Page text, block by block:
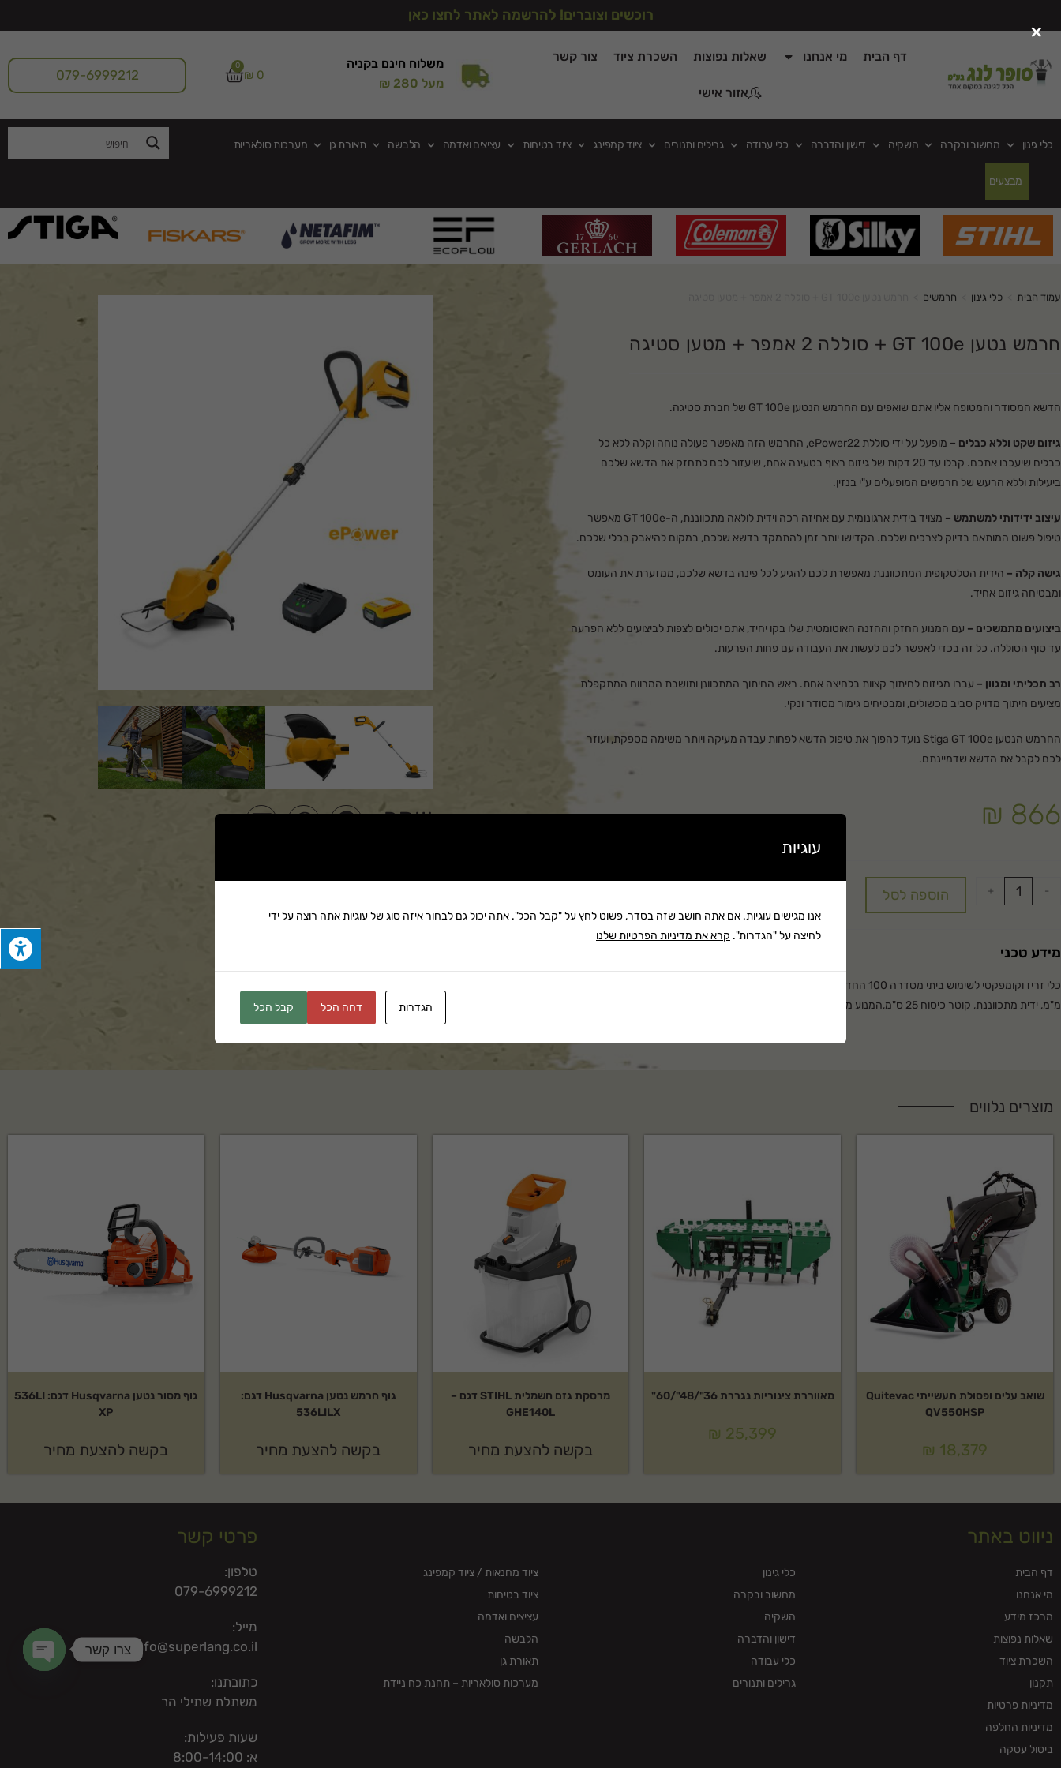
רוכשים וצוברים! להרשמה לאתר לחצו כאן
דף הבית מי אנחנו שאלות נפוצות השכרת ציוד צור קשר
אזור אישי
משלוח חינם בקניה
מעל 280 ₪
₪0
0
079-6999212
כלי גינון מחשוב ובקרה השקיה דישון והדברה כלי עבודה גרילים ותנורים ציוד קמפינג ציוד בטיחות עציצים ואדמה הלבשה תאורת גן מערכות סולאריות
מבצעים
עמוד הבית כלי גינון חרמשים
חרמש נטען GT 100e + סוללה 2 אמפר + מטען סטיגה
הדשא המסודר והמטופח אליו אתם שואפים עם החרמש הנטען GT 100e של חברת סטיגה.
גיזום שקט וללא כבלים –
מופעל על ידי סוללת ePower22, החרמש הזה מאפשר פעולה נוחה וקלה ללא כל
כבלים שיעכבו אתכם. קבלו עד 20 דקות של גיזום רצוף בטעינה אחת, שיעזור לכם לתחזק את הדשא שלכם
ביעילות וללא הרעש של חרמשים המופעלים ע"י בנזין.
עיצוב ידידותי למשתמש –
מצויד בידית ארגונומית עם אחיזה רכה וידית לולאה מתכווננת, ה-GT 100e מאפשר
טיפול פשוט המותאם בדיוק לצרכים שלכם. הקדישו יותר זמן להתמקד בדשא שלכם, במקום להיאבק בכלי שלכם.
גישה קלה – הידית הטלסקופית המתכווננת מאפשרת לכם להגיע לכל פינה בדשא שלכם, ממזערת את העומס
ומבטיחה גיזום אחיד.
ביצועים מתמשכים – עם המנוע החזק וההזנה האוטומטית שלו בקו יחיד, אתם יכולים לצפות לביצועים ללא הפרעה
עד סוף הסוללה. כל זה בכדי לאפשר לכם לעשות את העבודה עם פחות הפרעות.
רב תכליתי ומגוון – עברו מגיזום לחיתוך קצוות בלחיצה אחת. ראש החיתוך המתכוונן ותושבת המרווח המתקפלת
מציעים חיתוך מדויק סביב מכשולים, ומבטיחים גימור מסודר ונקי.
החרמש הנטען Stiga GT 100e נועד להפוך את טיפול הדשא לפחות עבדה מעיקה ויותר משימה מספקת, ועוזר
לכם לקבל את הדשא שדמיינתם.
₪ 866
-
+ הוספה לסל
מידע טכני
מ"מ, ידית מתכווננת, קוטר כיסוח 25 ס"מ,המנוע מתכוונן ומסתובב כדי להקל על כיסוח קנטים ומקומות צרים.
שתף:
זמן אספקה:עד 8 ימי עסקים
מוצרים נלווים
שואב עלים ופסולת תעשייתי Quitevac
QV550HSP
₪ 18,379
מאווררת צינוריות נגררת 36"/48"/60"
₪ 25,399
מרסקת גזם חשמלית STIHL דגם –
GHE140L
בקשה להצעת מחיר
גוף חרמש נטען Husqvarna דגם:
536LILX
בקשה להצעת מחיר
גוף מסור נטען Husqvarna דגם: 536LI
XP
בקשה להצעת מחיר
ניווט באתר
דף הבית
מי אנחנו
מרכז מידע
שאלות נפוצות
השכרת ציוד
תקנון
מדיניות פרטיות
מדיניות החלפה
ביטול עסקה
כלי גינון
מחשוב ובקרה
השקיה
דישון והדברה
כלי עבודה
גרילים ותנורים
ציוד מחנאות / ציוד קמפינג
ציוד בטיחות
עציצים ואדמה
הלבשה
תאורת גן
מערכות סולאריות – תחנת כח ניידת
פרטי קשר
טלפון:
079-6999212
מייל:
info@superlang.co.il
כתובתנו:
משתלת שתילי הר
שעות פעילות:
א: 8:00-14:00
×
עוגיות
אנו מגישים עוגיות. אם אתה חושב שזה בסדר, פשוט לחץ על "קבל הכל". אתה יכול גם לבחור איזה סוג של עוגיות אתה רוצה על ידי
לחיצה על "הגדרות". קרא את מדיניות הפרטיות שלנו
הגדרות דחה הכל קבל הכל
צרו קשר